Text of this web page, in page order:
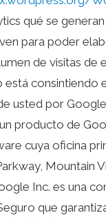
qué se
para poder
de visitas de
está consintiendo
usted por
producto de
cuya oficina
Mountain
Inc. es una
que